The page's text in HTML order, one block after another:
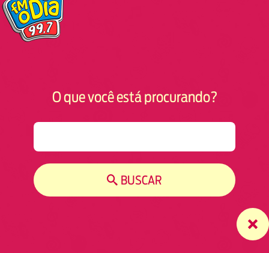
O que você está procurando?
BUSCAR